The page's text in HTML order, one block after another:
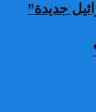
جديدة”